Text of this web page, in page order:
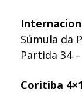
Súmula da
Partida 34
Coritiba